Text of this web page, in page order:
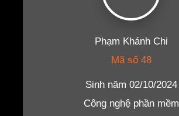
Phạm Khánh Chi
Mã số 48
Sinh năm 02/10/2024
Công nghệ phần mềm